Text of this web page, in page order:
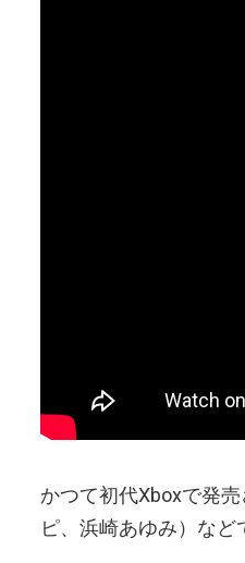
かつて初代Xboxで発
ピ、浜崎あゆみ）など